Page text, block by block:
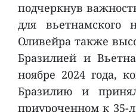
подчеркнув
для вьетнамского
Оливейра также
Бразилией и
ноябре 2024 года,
Бразилию и
приуроченном к 35-